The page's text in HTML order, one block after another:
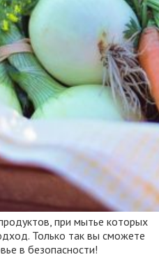
при мытье которых
Только так вы сможете
в безопасности!